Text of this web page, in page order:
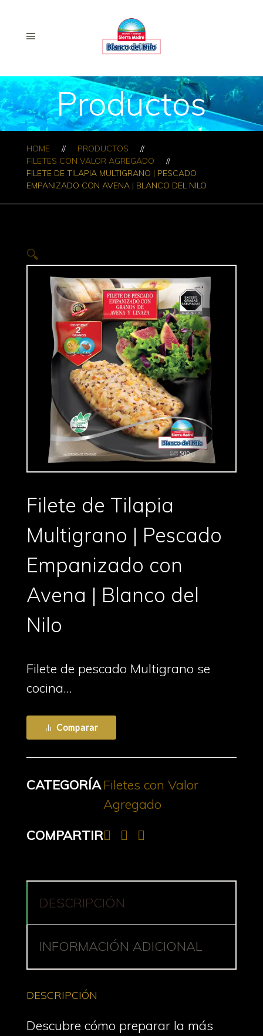
Productos
HOME
PRODUCTOS
FILETES CON VALOR AGREGADO
FILETE DE TILAPIA MULTIGRANO | PESCADO
EMPANIZADO CON AVENA | BLANCO DEL NILO
🔍
Filete de Tilapia
Multigrano | Pescado
Empanizado con
Avena | Blanco del
Nilo
Filete de pescado Multigrano se
cocina…
Comparar
CATEGORÍAFiletes con Valor
Agregado
COMPARTIR
DESCRIPCIÓN
INFORMACIÓN ADICIONAL
DESCRIPCIÓN
Descubre cómo preparar la más